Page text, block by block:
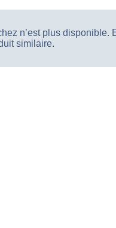
n’est plus disponible.
similaire.